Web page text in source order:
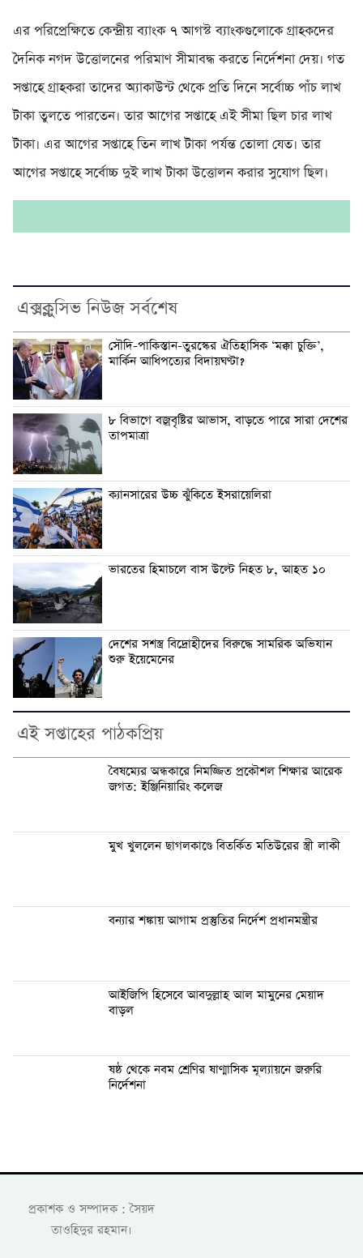
এর পরিপ্রেক্ষিতে কেন্দ্রীয় ব্যাংক ৭ আগস্ট ব্যাংকগুলোকে গ্রাহকদের
দৈনিক নগদ উত্তোলনের পরিমাণ সীমাবদ্ধ করতে নির্দেশনা দেয়। গত
সপ্তাহে গ্রাহকরা তাদের অ্যাকাউন্ট থেকে প্রতি দিনে সর্বোচ্চ পাঁচ লাখ
টাকা তুলতে পারতেন। তার আগের সপ্তাহে এই সীমা ছিল চার লাখ
টাকা। এর আগের সপ্তাহে তিন লাখ টাকা পর্যন্ত তোলা যেত। তার
আগের সপ্তাহে সর্বোচ্চ দুই লাখ টাকা উত্তোলন করার সুযোগ ছিল।
এক্সক্লুসিভ নিউজ সর্বশেষ
সৌদি-পাকিস্তান-তুরস্কের ঐতিহাসিক ‘মক্কা চুক্তি’,
মার্কিন আধিপত্যের বিদায়ঘণ্টা?
৮ বিভাগে বজ্রবৃষ্টির আভাস, বাড়তে পারে সারা দেশের
তাপমাত্রা
ক্যানসারের উচ্চ ঝুঁকিতে ইসরায়েলিরা
ভারতের হিমাচলে বাস উল্টে নিহত ৮, আহত ১০
দেশের সশস্ত্র বিদ্রোহীদের বিরুদ্ধে সামরিক অভিযান
শুরু ইয়েমেনের
এই সপ্তাহের পাঠকপ্রিয়
বৈষম্যের অন্ধকারে নিমজ্জিত প্রকৌশল শিক্ষার আরেক
জগত: ইঞ্জিনিয়ারিং কলেজ
মুখ খুললেন ছাগলকাণ্ডে বিতর্কিত মতিউরের স্ত্রী লাকী
বন্যার শঙ্কায় আগাম প্রস্তুতির নির্দেশ প্রধানমন্ত্রীর
আইজিপি হিসেবে আবদুল্লাহ আল মামুনের মেয়াদ
বাড়ল
ষষ্ঠ থেকে নবম শ্রেণির ষাণ্মাসিক মূল্যায়নে জরুরি
নির্দেশনা
প্রকাশক ও সম্পাদক : সৈয়দ
তাওহিদুর রহমান।